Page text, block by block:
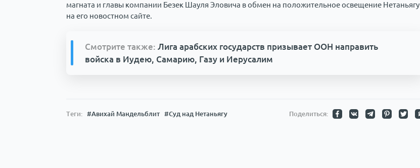
магната и главы компании Безек Шауля Эловича в обмен на положительное освещение Нетаньягу
на его новостном сайте.
Смотрите также: Лига арабских государств призывает ООН направить
войска в Иудею, Самарию, Газу и Иерусалим
Теги: #Авихай Мандельблит #Суд над Нетаньягу Поделиться: